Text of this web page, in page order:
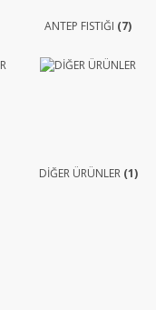
ANTEP FISTIĞI (7)
DİĞER ÜRÜNLER (1)